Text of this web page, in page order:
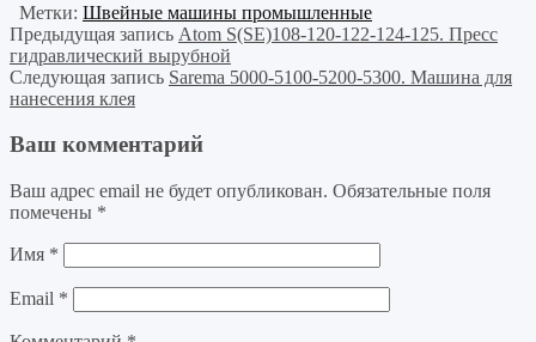
Метки: Швейные машины промышленные
Предыдущая запись Atom S(SE)108-120-122-124-125. Пресс
гидравлический вырубной
Следующая запись Sarema 5000-5100-5200-5300. Машина для
нанесения клея
Ваш комментарий
Ваш адрес email не будет опубликован. Обязательные поля
помечены *
Имя *
Email *